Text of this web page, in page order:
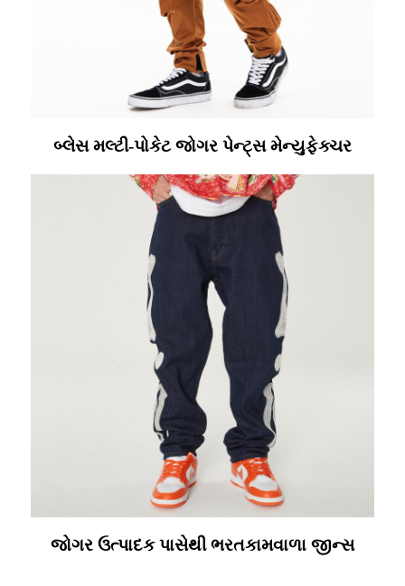
બ્લેસ મલ્ટી-પોકેટ જોગર પેન્ટ્સ મેન્યુફેક્ચર
જોગર ઉત્પાદક પાસેથી ભરતકામવાળા જીન્સ